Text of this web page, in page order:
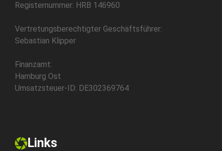
Registernummer: HRB 146960
Vertretungsberechtigter Geschäftsführer:
Sebastian Klipper
Finanzamt:
Hamburg Ost
Umsatzsteuer-ID: DE302369764
Links